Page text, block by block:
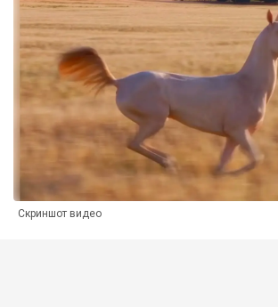
Скриншот видео